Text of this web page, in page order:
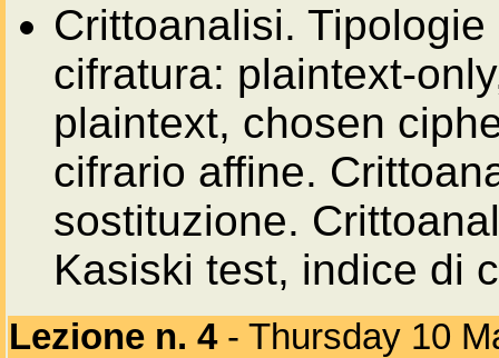
Crittoanalisi.
cifratura: plaintext-
plaintext, chosen
cifrario affine.
sostituzione.
Kasiski test, indice di
Lezione n. 4- Thursday 10